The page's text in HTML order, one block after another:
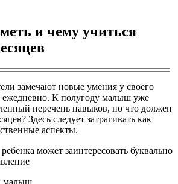
и чему учиться
замечают новые умения у своего
ежедневно. К полугоду малыш уже
перечень навыков, но что должен
Здесь следует затрагивать как
аспекты.
может заинтересовать буквально